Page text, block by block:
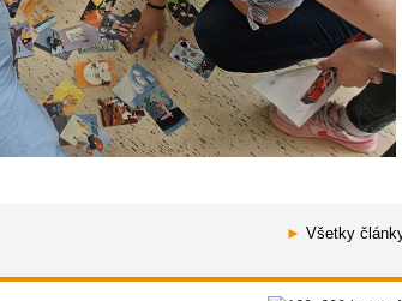
► Všetky